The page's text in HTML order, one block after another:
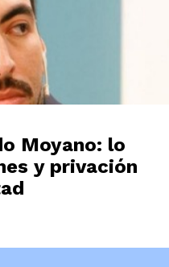
Moyano: lo
y privación